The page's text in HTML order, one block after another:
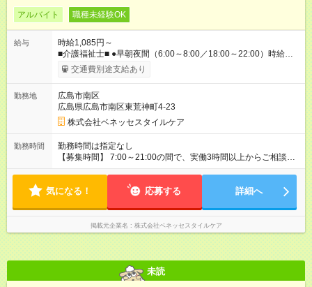
アルバイト 職種未経験OK
給与
時給1,085円～
■介護福祉士■ ●早朝夜間（6:00～8:00／18:00～22:00）時給：
1285円～ ●日中帯（8:00～18:00）時給：1185円～ ■初任者研修
■ ●早朝夜間（6:00～8:00／18:00～22:00）時給：1185円～ ●日
た場合は手当支給（1資格につき、60円／時） 【試用期間】試
用期間なし
交通費別途支給あり
勤務地
広島市南区
広島県広島市南区東荒神町4-23
株式会社ベネッセスタイルケア
勤務時間
勤務時間は指定なし
【募集時間】 7:00～21:00の間で、実働3時間以上からご相談可
※1日の労働時間は法定労働時間（8時間）以内です
気になる！ 応募する 詳細へ
掲載元企業名 株式会社ベネッセスタイルケア
未読